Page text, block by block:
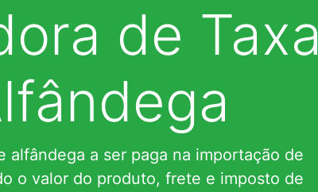
de Taxa
alfândega a ser paga na importação de
o valor do produto, frete e imposto de